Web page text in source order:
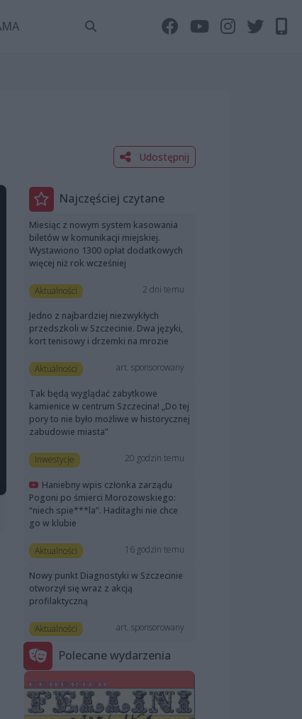
Udostępnij
Najczęściej czytane
Miesiąc z nowym system kasowania
biletów w komunikacji miejskiej.
Wystawiono 1300 opłat dodatkowych
więcej niż rok wcześniej
Aktualności 2 dni temu
Jedno z najbardziej niezwykłych
przedszkoli w Szczecinie. Dwa języki,
kort tenisowy i drzemki na mrozie
Aktualności art. sponsorowany
Tak będą wyglądać zabytkowe
kamienice w centrum Szczecina! „Do tej
pory to nie było możliwe w historycznej
zabudowie miasta”
Inwestycje 20 godzin temu
Haniebny wpis członka zarządu
Pogoni po śmierci Morozowskiego:
“niech spie***la”. Haditaghi nie chce
go w klubie
Aktualności 16 godzin temu
Nowy punkt Diagnostyki w Szczecinie
otworzył się wraz z akcją
profilaktyczną
Aktualności art. sponsorowany
Polecane wydarzenia